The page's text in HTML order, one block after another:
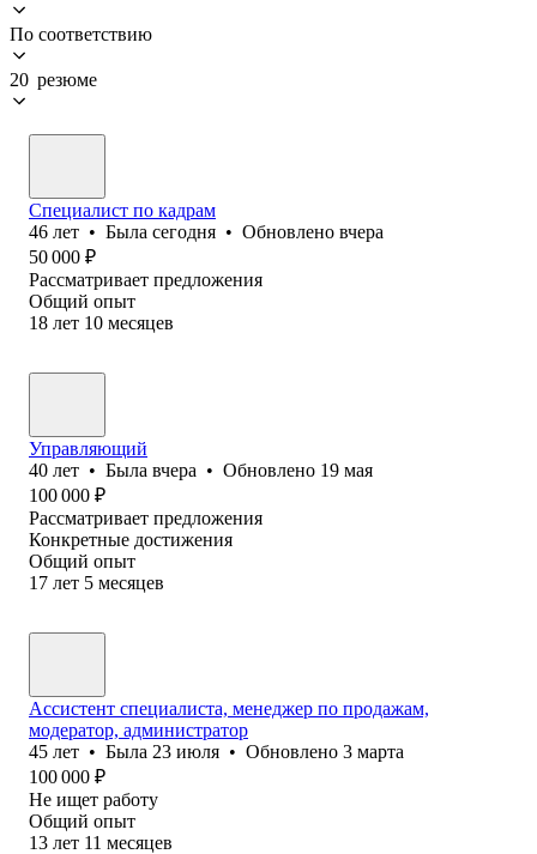
По соответствию
20 резюме
Специалист по кадрам
46 лет • Была сегодня • Обновлено вчера
50 000 ₽
Рассматривает предложения
Общий опыт
18 лет 10 месяцев
Управляющий
40 лет • Была вчера • Обновлено 19 мая
100 000 ₽
Рассматривает предложения
Конкретные достижения
Общий опыт
17 лет 5 месяцев
Ассистент специалиста, менеджер по продажам,
модератор, администратор
45 лет • Была 23 июля • Обновлено 3 марта
100 000 ₽
Не ищет работу
Общий опыт
13 лет 11 месяцев